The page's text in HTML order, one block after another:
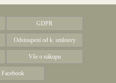
GDPR
Odstoupení od k. smlouvy
Vše o nákupu
Facebook